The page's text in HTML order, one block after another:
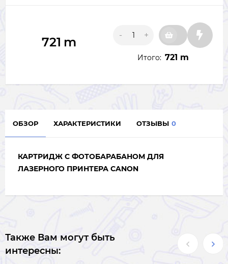
721 m - +
Итого: 721 m
ОБЗОР ХАРАКТЕРИСТИКИ ОТЗЫВЫ 0
КАРТРИДЖ С ФОТОБАРАБАНОМ ДЛЯ
ЛАЗЕРНОГО ПРИНТЕРА CANON
Также Вам могут быть
интересны: